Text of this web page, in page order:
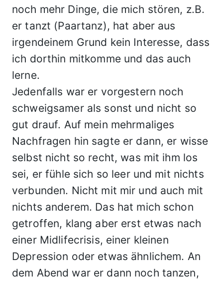
noch mehr Dinge, die mich stören, z.B.
er tanzt (Paartanz), hat aber aus
irgendeinem Grund kein Interesse, dass
ich dorthin mitkomme und das auch
lerne.
Jedenfalls war er vorgestern noch
schweigsamer als sonst und nicht so
gut drauf. Auf mein mehrmaliges
Nachfragen hin sagte er dann, er wisse
selbst nicht so recht, was mit ihm los
sei, er fühle sich so leer und mit nichts
verbunden. Nicht mit mir und auch mit
nichts anderem. Das hat mich schon
getroffen, klang aber erst etwas nach
einer Midlifecrisis, einer kleinen
Depression oder etwas ähnlichem. An
dem Abend war er dann noch tanzen,